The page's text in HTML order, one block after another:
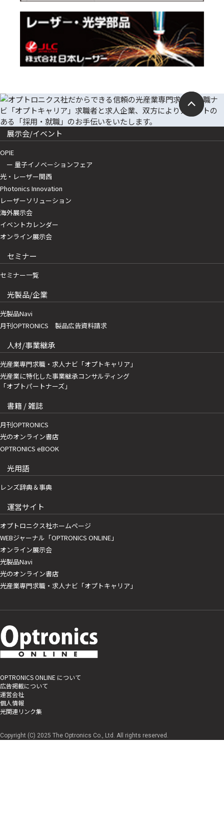
展示会/イベント
OPIE
ー 量子イノベーションフェア
光・レーザー関西
Photonics Innovation
レーザーソリューション
海外展示会
イベントカレンダー
オンライン展示会
セミナー
セミナー一覧
光製品/企業
光製品Navi
月刊OPTRONICS 製品広告資料請求
人材/事業継承
光産業専門求職・求人ナビ「オプトキャリア」
光産業に特化した事業継承コンサルティング
「オプトパートナーズ」
書籍 / 雑誌
月刊OPTRONICS
光のオンライン書店
OPTRONICS eBOOK
光用語
レンズ辞典＆事典
運営サイト
オプトロニクス社ホームページ
WEBジャーナル「OPTRONICS ONLINE」
オンライン展示会
光製品Navi
光のオンライン書店
光産業専門求職・求人ナビ「オプトキャリア」
OPTRONICS ONLINE について
広告掲載について
運営会社
個人情報
光関連リンク集
Copyright (C) 2025 The Optronics Co., Ltd. All rights reserved.